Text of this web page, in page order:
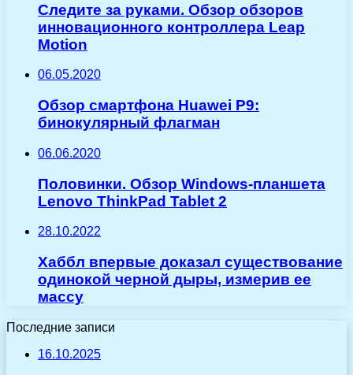
Следите за руками. Обзор обзоров
инновационного контроллера Leap
Motion
06.05.2020
Обзор смартфона Huawei P9:
бинокулярный флагман
06.06.2020
Половинки. Обзор Windows-планшета
Lenovo ThinkPad Tablet 2
28.10.2022
Хаббл впервые доказал существование
одинокой черной дыры, измерив ее
массу
Последние записи
16.10.2025